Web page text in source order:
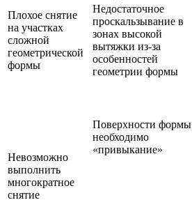
Плохое снятие
на участках
сложной
геометрической
формы
Недостаточное
проскальзывание в
зонах высокой
вытяжки из-за
особенностей
геометрии формы
Невозможно
выполнить
многократное
снятие
Поверхности формы
необходимо
«привыкание»